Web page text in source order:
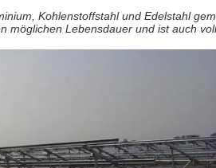
Kohlenstoffstahl und Edelstahl
Lebensdauer und ist auch